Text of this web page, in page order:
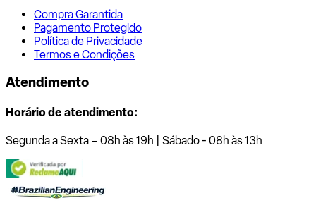
Compra Garantida
Pagamento Protegido
Política de Privacidade
Termos e Condições
Atendimento
Horário de atendimento:
Segunda a Sexta – 08h às 19h | Sábado - 08h às 13h